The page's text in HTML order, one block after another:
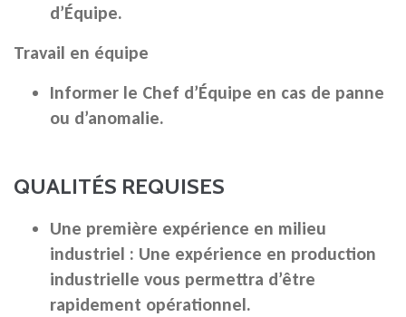
d’Équipe.
Travail en équipe
Informer le Chef d’Équipe en cas de panne
ou d’anomalie.
QUALITÉS REQUISES
Une première expérience en milieu
industriel : Une expérience en production
industrielle vous permettra d’être
rapidement opérationnel.